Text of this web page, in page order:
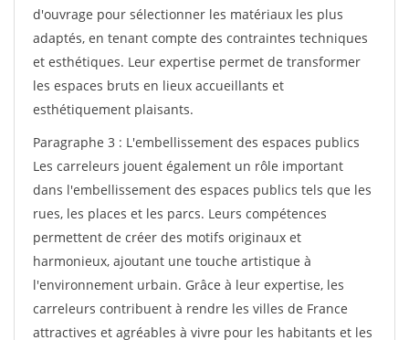
d'ouvrage pour sélectionner les matériaux les plus
adaptés, en tenant compte des contraintes techniques
et esthétiques. Leur expertise permet de transformer
les espaces bruts en lieux accueillants et
esthétiquement plaisants.
Paragraphe 3 : L'embellissement des espaces publics
Les carreleurs jouent également un rôle important
dans l'embellissement des espaces publics tels que les
rues, les places et les parcs. Leurs compétences
permettent de créer des motifs originaux et
harmonieux, ajoutant une touche artistique à
l'environnement urbain. Grâce à leur expertise, les
carreleurs contribuent à rendre les villes de France
attractives et agréables à vivre pour les habitants et les